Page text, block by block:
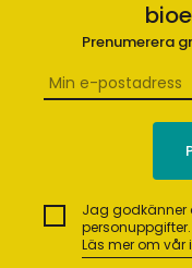
Prenumerera
Jag godkänner
personuppgifter.
Läs mer om vår